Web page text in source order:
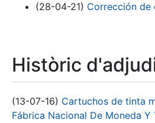
(28-04-21) Corrección de
Històric
(13-07-16) Cartuchos de tinta
Fábrica Nacional De Moneda Y